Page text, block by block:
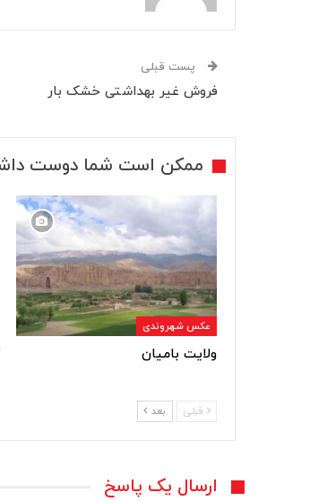
پست قبلی
فروش غیر بهداشتی خشک بار
ممکن است شما دوست
عکس شهروندی
ولایت بامیان
قبلی بعد
ارسال یک پاسخ